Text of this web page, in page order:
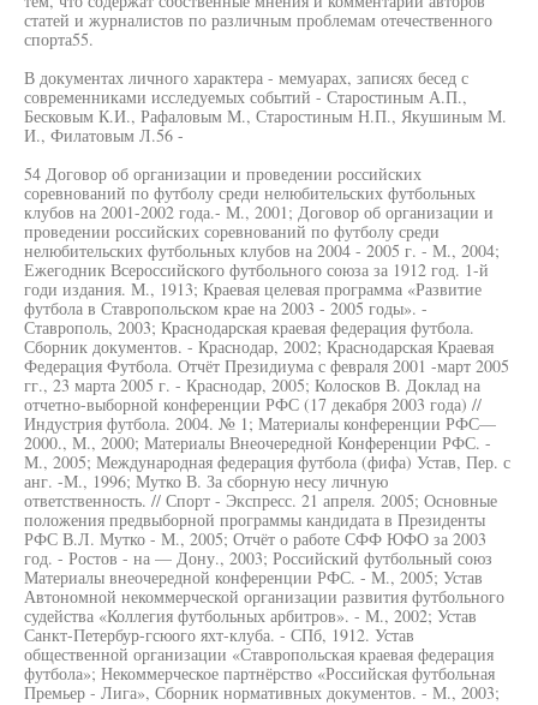
статей и журналистов по различным проблемам отечественного
спорта55.
В документах личного характера - мемуарах, записях бесед с
современниками исследуемых событий - Старостиным А.П.,
Бесковым К.И., Рафаловым М., Старостиным Н.П., Якушиным М.
И., Филатовым Л.56 -
54 Договор об организации и проведении российских
соревнований по футболу среди нелюбительских футбольных
клубов на 2001-2002 года.- М., 2001; Договор об организации и
проведении российских соревнований по футболу среди
нелюбительских футбольных клубов на 2004 - 2005 г. - М., 2004;
Ежегодник Всероссийского футбольного союза за 1912 год. 1-й
годи издания. М., 1913; Краевая целевая программа «Развитие
футбола в Ставропольском крае на 2003 - 2005 годы». -
Ставрополь, 2003; Краснодарская краевая федерация футбола.
Сборник документов. - Краснодар, 2002; Краснодарская Краевая
Федерация Футбола. Отчёт Президиума с февраля 2001 -март 2005
гг., 23 марта 2005 г. - Краснодар, 2005; Колосков В. Доклад на
отчетно-выборной конференции РФС (17 декабря 2003 года) //
Индустрия футбола. 2004. № 1; Материалы конференции РФС—
2000., М., 2000; Материалы Внеочередной Конференции РФС. -
М., 2005; Международная федерация футбола (фифа) Устав, Пер. с
анг. -М., 1996; Мутко В. За сборную несу личную
ответственность. // Спорт - Экспресс. 21 апреля. 2005; Основные
положения предвыборной программы кандидата в Президенты
РФС В.Л. Мутко - М., 2005; Отчёт о работе СФФ ЮФО за 2003
год. - Ростов - на — Дону., 2003; Российский футбольный союз
Материалы внеочередной конференции РФС. - М., 2005; Устав
Автономной некоммерческой организации развития футбольного
судейства «Коллегия футбольных арбитров». - М., 2002; Устав
Санкт-Петербур-гсюого яхт-клуба. - СПб, 1912. Устав
общественной организации «Ставропольская краевая федерация
футбола»; Некоммерческое партнёрство «Российская футбольная
Премьер - Лига», Сборник нормативных документов. - М., 2003;